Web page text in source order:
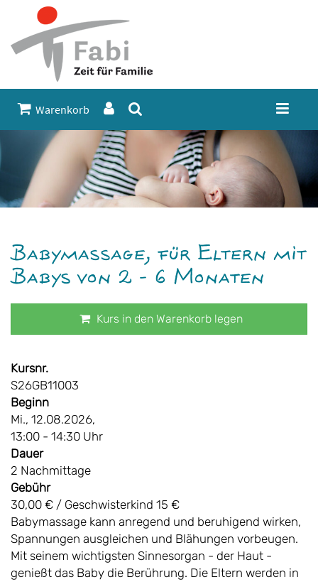
Warenkorb
Babymassage, für Eltern mit
Babys von 2 - 6 Monaten
Kurs in den Warenkorb legen
Kursnr.
S26GB11003
Beginn
Mi., 12.08.2026,
13:00 - 14:30 Uhr
Dauer
2 Nachmittage
Gebühr
30,00 € / Geschwisterkind 15 €
Babymassage kann anregend und beruhigend wirken,
Spannungen ausgleichen und Blähungen vorbeugen.
Mit seinem wichtigsten Sinnesorgan - der Haut -
genießt das Baby die Berührung. Die Eltern werden in